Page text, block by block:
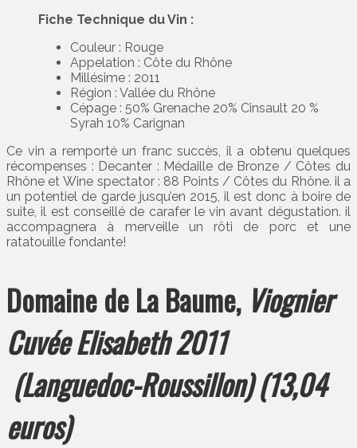
Fiche Technique du Vin :
Couleur : Rouge
Appelation : Côte du Rhône
Millésime : 2011
Région : Vallée du Rhône
Cépage : 50% Grenache 20% Cinsault 20 %
Syrah 10% Carignan
Ce vin a remporté un franc succès, il a obtenu quelques
récompenses : Decanter : Médaille de Bronze / Côtes du
Rhône et Wine spectator : 88 Points / Côtes du Rhône. il a
un potentiel de garde jusqu’en 2015, il est donc à boire de
suite, il est conseillé de carafer le vin avant dégustation. il
accompagnera à merveille un rôti de porc et une
ratatouille fondante!
Domaine de La Baume, Viognier
Cuvée Elisabeth 2011
(Languedoc-Roussillon) (13,04
euros)